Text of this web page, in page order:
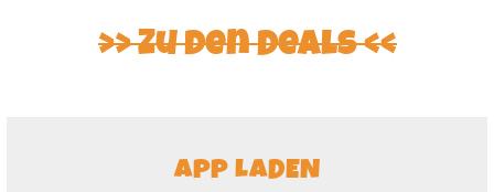
Zu den Deals
APP LADEN